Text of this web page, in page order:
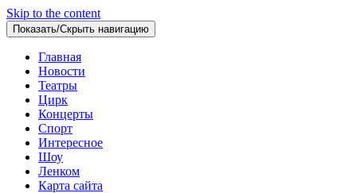
Skip to the content
Показать/Скрыть навигацию
Главная
Новости
Театры
Цирк
Концерты
Спорт
Интересное
Шоу
Ленком
Карта сайта